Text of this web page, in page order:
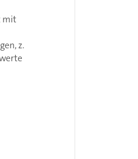
mit
z.